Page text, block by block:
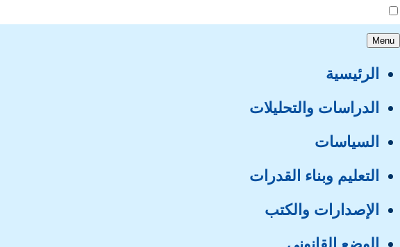
عن:
Menu
الرئيسية
الدراسات والتحليلات
السياسات
التعليم وبناء القدرات
الإصدارات والكتب